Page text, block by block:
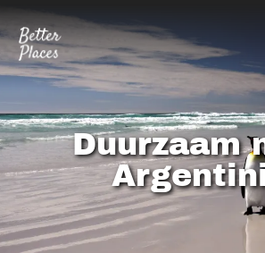
Overslaan
en
naar
de
gaan
Duurzaam